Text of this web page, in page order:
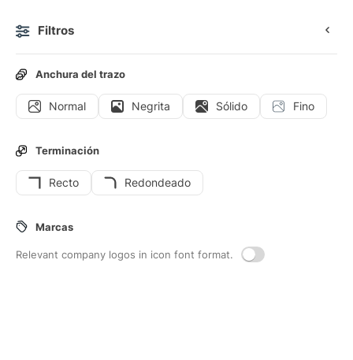
Filtros
Anchura del trazo
Normal Negrita Sólido Fino
Terminación
Recto Redondeado
Marcas
Relevant company logos in icon font format.
Iconos Stickers Iconos animados Iconos de interfaz
Navegadores